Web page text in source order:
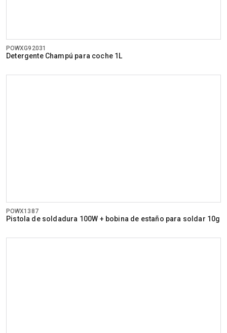
POWXG92031
Detergente Champú para coche 1L
POWX1387
Pistola de soldadura 100W + bobina de estaño para soldar 10g